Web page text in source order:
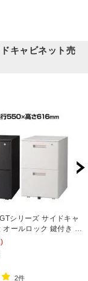
キャビネット売
シリーズ サイドキャ
オールロック 鍵付き オ
サイドワゴン デスクワ
奥行550×高さ
品】
2件